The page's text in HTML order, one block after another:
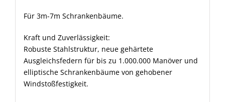
Für 3m-7m Schrankenbäume.
Kraft und Zuverlässigkeit:
Robuste Stahlstruktur, neue gehärtete
Ausgleichsfedern für bis zu 1.000.000 Manöver und
elliptische Schrankenbäume von gehobener
Windstoßfestigkeit.